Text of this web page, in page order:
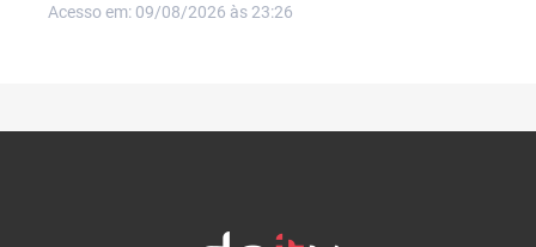
Acesso em: 09/08/2026 às 23:26